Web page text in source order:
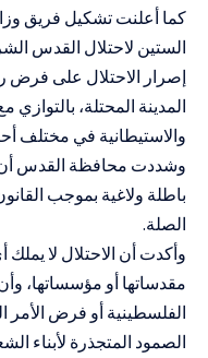
كما أعلنت تشكيل فريق
إصرار الاحتلال على فرض
المدينة المحتلة، بالتوازي
والاستيطانية في مختلف
وشددت محافظة القدس أن
باطلة ولاغية بموجب
الصلة.
وأكدت أن الاحتلال لا
مقدساتها أو مؤسساتها،
الفلسطينية أو فرض الأمر
الصمود المتجذرة لأبناء